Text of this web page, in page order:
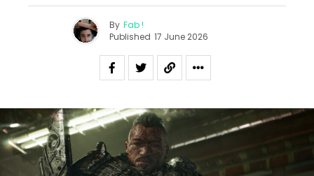
By Fab !
Published 17 June 2026